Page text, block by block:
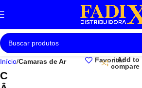
Início Camaras de Ar FavoritarAdd to
compare
C